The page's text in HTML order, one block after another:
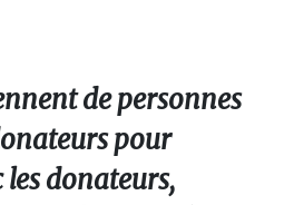
de personnes
pour
les donateurs,